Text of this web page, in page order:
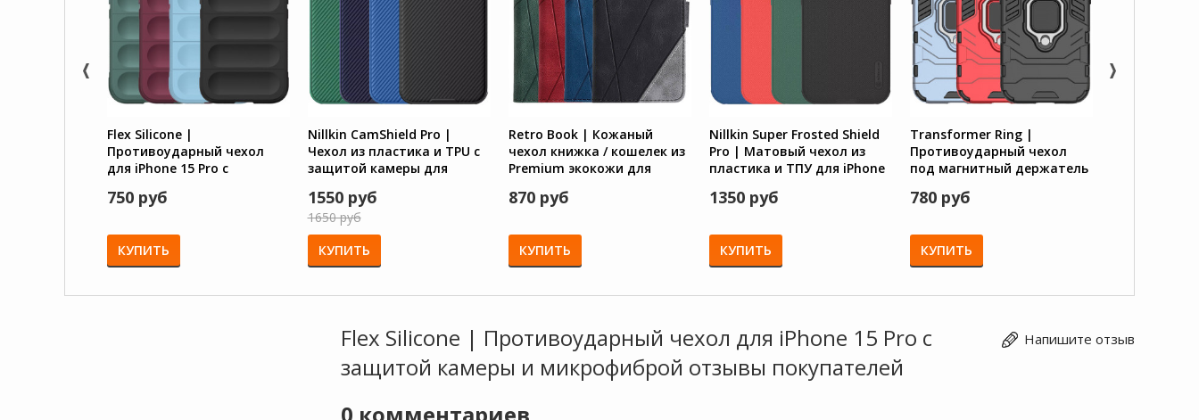
Flex Silicone |
Противоударный чехол
для iPhone 15 Pro с
микрофиброй
750 руб
КУПИТЬ
Nillkin CamShield Pro |
Чехол из пластика и TPU с
защитой камеры для
1550 руб
1650 руб
КУПИТЬ
Retro Book | Кожаный
чехол книжка / кошелек из
Premium экокожи для
870 руб
КУПИТЬ
Nillkin Super Frosted Shield
Pro | Матовый чехол из
пластика и ТПУ для iPhone
1350 руб
КУПИТЬ
Transformer Ring |
Противоударный чехол
под магнитный держатель
780 руб
КУПИТЬ
Flex Silicone | Противоударный чехол для iPhone 15 Pro с
защитой камеры и микрофиброй отзывы покупателей
Напишите отзыв